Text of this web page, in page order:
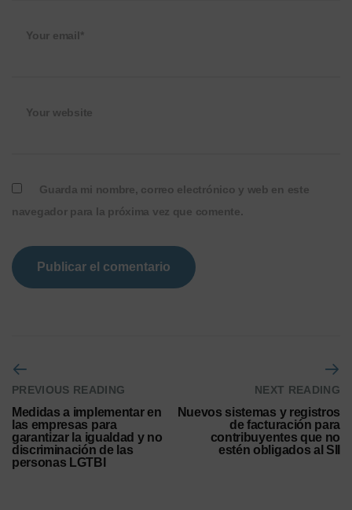
Your email*
Your website
Guarda mi nombre, correo electrónico y web en este
navegador para la próxima vez que comente.
PREVIOUS READING
Medidas a implementar en
las empresas para
garantizar la igualdad y no
discriminación de las
personas LGTBI
NEXT READING
Nuevos sistemas y registros
de facturación para
contribuyentes que no
estén obligados al SII